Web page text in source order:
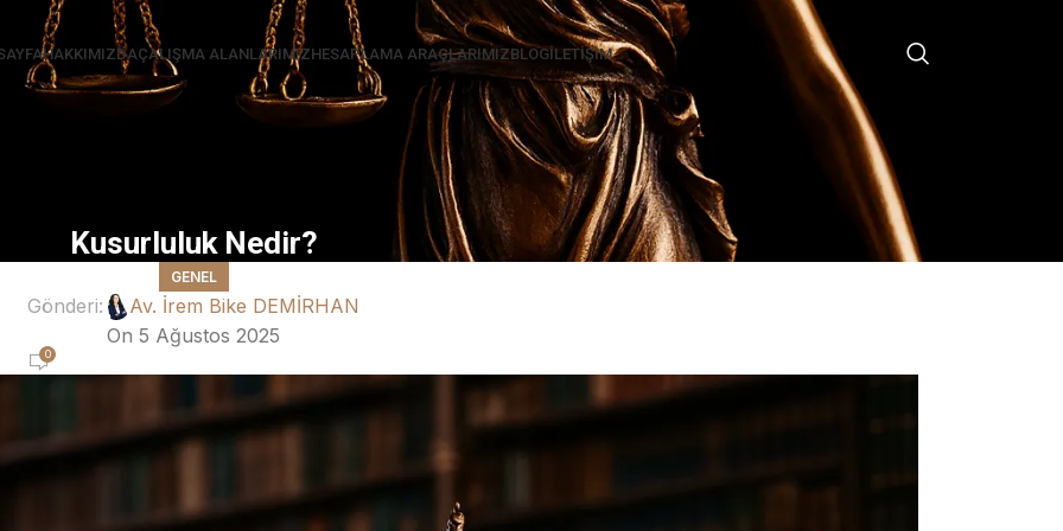
HAKKIMIZDAÇALIŞMA ALANLARIMIZHESAPLAMA ARAÇLARIMIZBLOGİLETIŞIM
Kusurluluk Nedir?
GENEL
Gönderi:
Av. İrem Bike DEMİRHAN
On 5 Ağustos 2025
0